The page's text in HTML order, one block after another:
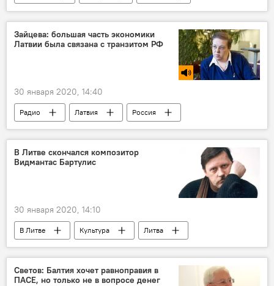
Москва
самолет
Зайцева: большая часть экономики
Латвии была связана с транзитом РФ
30 января 2020, 14:40
Радио Латвия
Россия
порт
В Литве скончался композитор
Видмантас Бартулис
30 января 2020, 14:10
В Литве Культура
Литва
композитор
Светов: Балтия хочет равноправия в
ПАСЕ, но только не в вопросе денег